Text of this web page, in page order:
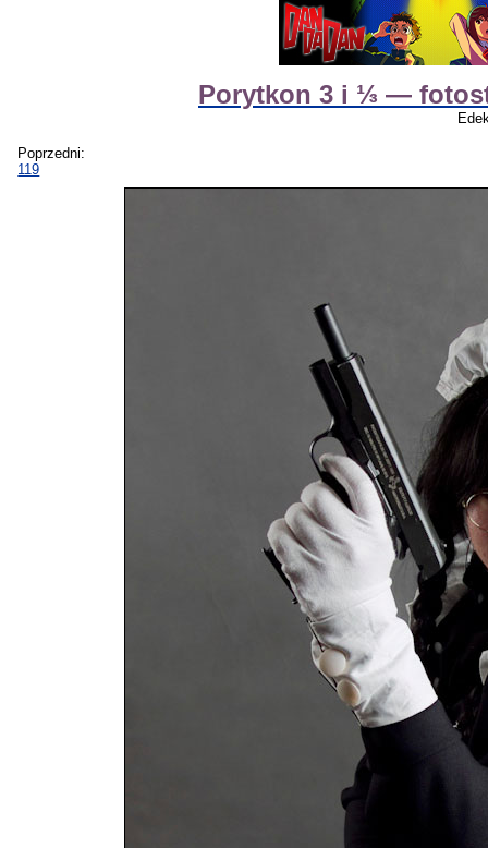
Porytkon 3 i ⅓ —
Poprzedni:
119